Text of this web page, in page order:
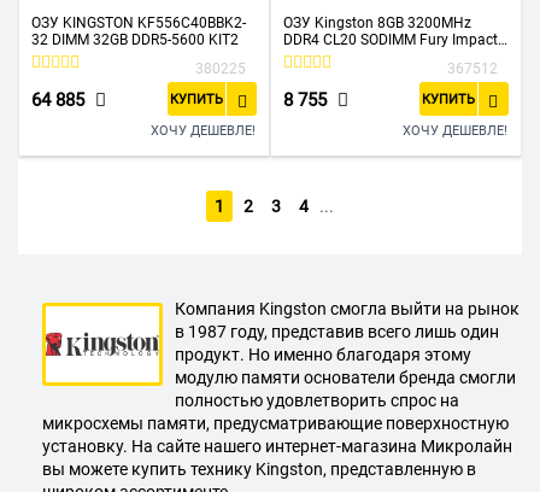
ОЗУ KINGSTON KF556C40BBK2-
32 DIMM 32GB DDR5-5600 KIT2
380225
64 885 КУПИТЬ
ХОЧУ ДЕШЕВЛЕ!
ОЗУ Kingston 8GB 3200MHz
DDR4 CL20 SODIMM Fury Impact
KF432S20IB/8
367512
8 755 КУПИТЬ
ХОЧУ ДЕШЕВЛЕ!
1 2 3 4 ...
Компания Kingston смогла выйти на рынок
в 1987 году, представив всего лишь один
продукт. Но именно благодаря этому
модулю памяти основатели бренда смогли
полностью удовлетворить спрос на
микросхемы памяти, предусматривающие поверхностную
установку. На сайте нашего интернет-магазина Микролайн
вы можете купить технику Kingston, представленную в